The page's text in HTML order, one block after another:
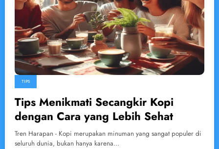
TIPS
Tips Menikmati Secangkir Kopi
dengan Cara yang Lebih Sehat
Tren Harapan - Kopi merupakan minuman yang sangat populer di
seluruh dunia, bukan hanya karena…